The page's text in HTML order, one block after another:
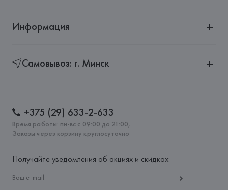
Информация
Самовывоз: г. Минск
+375 (29) 633-2-633
Время работы: пн-вс с 09:00 до 21:00,
Заказы через корзину круглосуточно
Получайте уведомления об акциях и скидках: